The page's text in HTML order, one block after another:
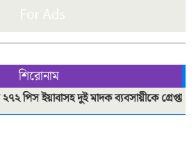
শিরোনাম
ইয়াবাসহ দুই মাদক ব্যবসায়ীকে গ্রেপ্তার